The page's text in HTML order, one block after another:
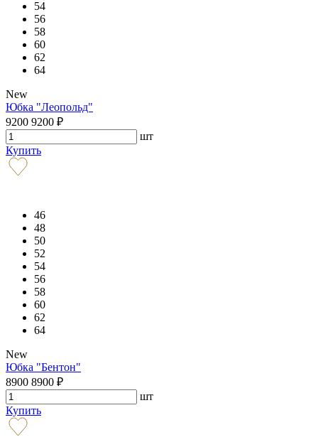
54
56
58
60
62
64
New
Юбка "Леопольд"
9200 9200 ₽
шт
Купить
46
48
50
52
54
56
58
60
62
64
New
Юбка "Бентон"
8900 8900 ₽
шт
Купить